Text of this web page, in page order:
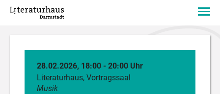
28.02.2026, 18:00 - 20:00 Uhr
Literaturhaus, Vortragssaal
Musik